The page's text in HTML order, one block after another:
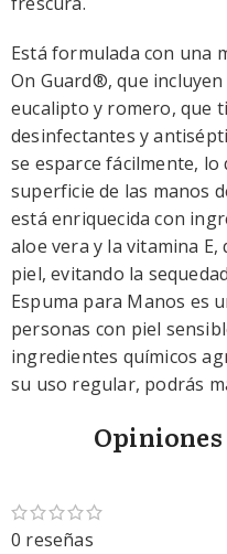
Está formulada con una
On Guard®, que
eucalipto y romero, que
desinfectantes y
se esparce fácilmente,
superficie de las manos
está enriquecida con
aloe vera y la vitamina
piel, evitando la
Espuma para Manos es
personas con piel
ingredientes químicos
su uso regular, podrás
0 reseñas